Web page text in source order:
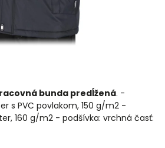
bunda predĺžená. -
s PVC povlakom, 150 g/m2 -
160 g/m2 - podšívka: vrchná časť: